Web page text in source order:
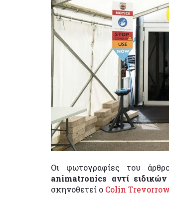
Οι φωτογραφίες του
animatronics αντί
σκηνοθετεί ο Colin Trevorrow